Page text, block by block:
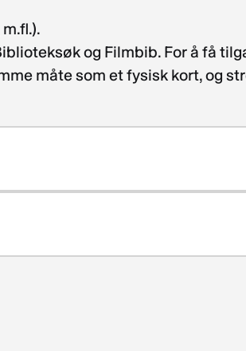
og Filmbib. For å få
måte som et fysisk kort, og